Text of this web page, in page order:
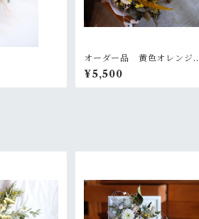
オーダー品 黄色オレンジ
の大きめスワッグ
¥5,500